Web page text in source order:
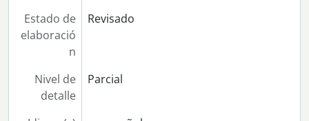
Estado de
elaboració
n
Revisado
Nivel de
detalle
Parcial